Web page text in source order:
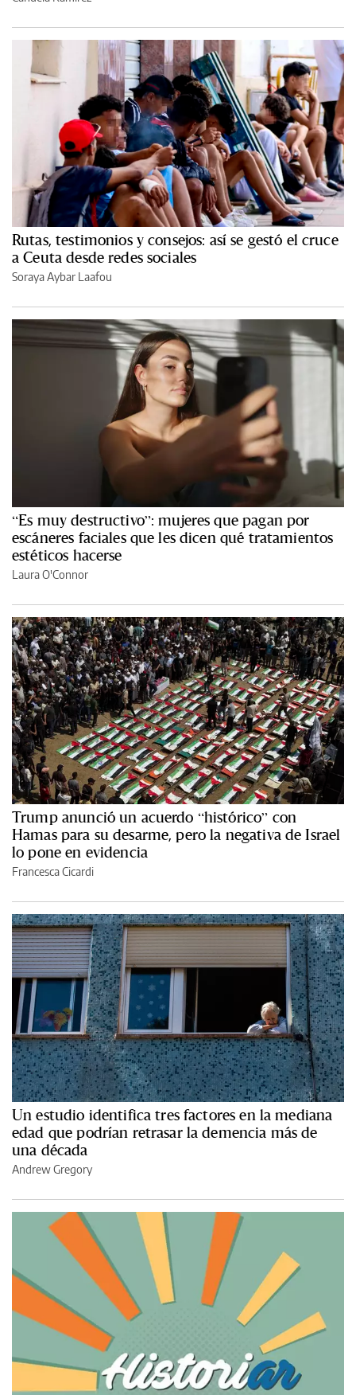
Rutas, testimonios y consejos: así se gestó el cruce
a Ceuta desde redes sociales
Soraya Aybar Laafou
“Es muy destructivo”: mujeres que pagan por
escáneres faciales que les dicen qué tratamientos
estéticos hacerse
Laura O'Connor
Trump anunció un acuerdo “histórico” con
Hamas para su desarme, pero la negativa de Israel
lo pone en evidencia
Francesca Cicardi
Un estudio identifica tres factores en la mediana
edad que podrían retrasar la demencia más de
una década
Andrew Gregory